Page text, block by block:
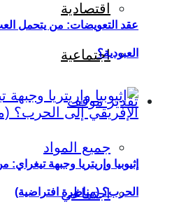
اقتصادية
اجتماعية
تقدير موقف
جميع المواد
اجتماعي
عقد التعويضات: من يتحمل
العبودية؟
إثيوبيا وإريتريا وجبهة
الحرب؟ (مناظرة افتراضية)